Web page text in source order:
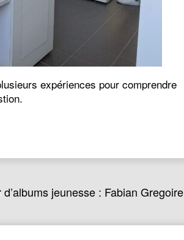
expériences pour comprendre
jeunesse : Fabian Gregoire